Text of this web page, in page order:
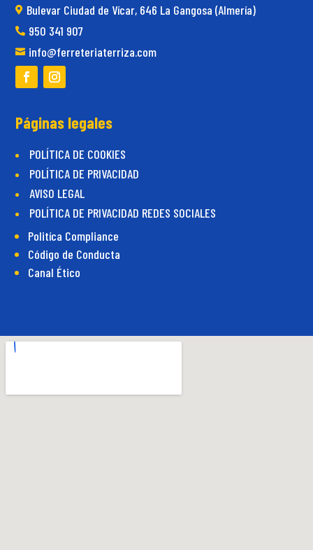
 Bulevar Ciudad de Vícar, 646 La Gangosa (Almería)
 950 341 907
 info@ferreteriaterriza.com
Páginas legales
POLÍTICA DE COOKIES
POLÍTICA DE PRIVACIDAD
AVISO LEGAL
POLÍTICA DE PRIVACIDAD REDES SOCIALES
Politíca Compliance
Código de Conducta
Canal Ético